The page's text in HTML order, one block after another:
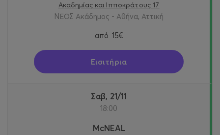
Ακαδημίας και Ιπποκράτους 17
ΝΕΟΣ Ακάδημος - Αθήνα, Αττική
από 15€
Εισιτήρια
Σαβ, 21/11
18:00
McNEAL